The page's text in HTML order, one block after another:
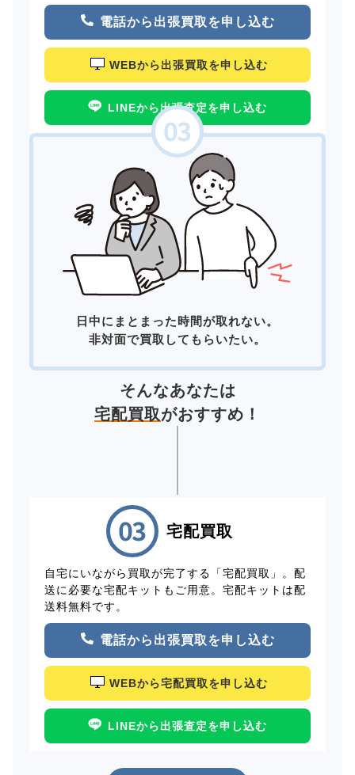
電話から出張買取を申し込む
WEBから出張買取を申し込む
LINEから出張査定を申し込む
日中にまとまった時間が取れない。
非対面で買取してもらいたい。
そんなあなたは
宅配買取がおすすめ！
宅配買取
自宅にいながら買取が完了する「宅配買取」。配
送に必要な宅配キットもご用意。宅配キットは配
送料無料です。
電話から出張買取を申し込む
WEBから宅配買取を申し込む
LINEから出張査定を申し込む